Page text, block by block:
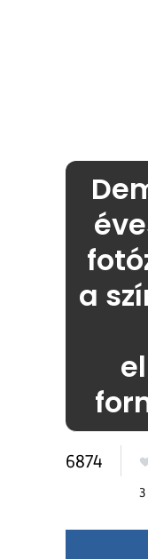
a
6874
3